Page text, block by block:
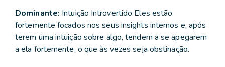
Dominante: Intuição Introvertido Eles estão
fortemente focados nos seus insights internos e, após
terem uma intuição sobre algo, tendem a se apegarem
a ela fortemente, o que às vezes seja obstinação.